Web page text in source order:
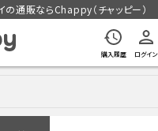
の通販ならChappy（チャッピー）
購入履歴 ログイン